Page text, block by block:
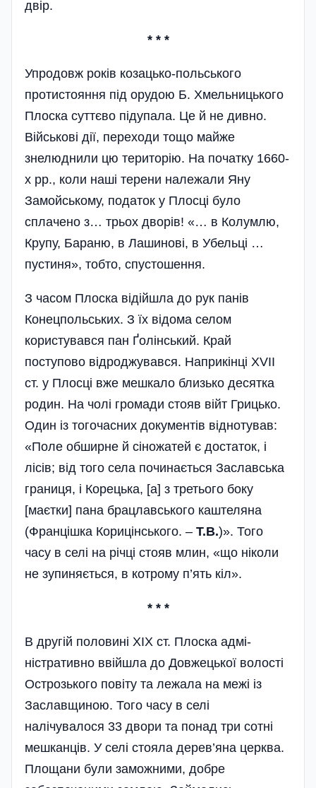
двір.
* * *
Упродовж років козацько-польського
протистояння під орудою Б. Хмельницького
Плоска суттєво підупала. Це й не дивно.
Військові дії, переходи тощо майже
знелюднили цю територію. На початку 1660-
х рр., коли наші терени належали Яну
Замойському, податок у Плосці було
сплачено з… трьох дворів! «… в Колумлю,
Крупу, Бараню, в Лашинові, в Убельці …
пустиня», тобто, спустошення.
З часом Плоска відійшла до рук панів
Конецпольських. З їх відома селом
користувався пан Ґолінський. Край
поступово відроджувався. Наприкінці XVII
ст. у Плосці вже мешкало близько десятка
родин. На чолі громади стояв війт Грицько.
Один із тогочасних документів віднотував:
«Поле обширне й сіножатей є достаток, і
лісів; від того села починається Заславська
границя, і Корецька, [а] з третього боку
[маєтки] пана брацлавського каштеляна
(Францішка Корицінського. – Т.В.)». Того
часу в селі на річці стояв млин, «що ніколи
не зупиняється, в котрому п’ять кіл».
* * *
В другій половині ХІХ ст. Плоска адмі­
ністративно ввійшла до Довжецької волості
Острозького повіту та лежала на межі із
Заславщиною. Того часу в селі
налічувалося 33 двори та понад три сотні
мешканців. У селі стояла дерев’яна церква.
Площани були заможними, добре